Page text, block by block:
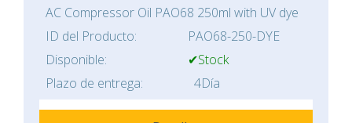
AC Compressor Oil PAO68 250ml with UV dye
ID del Producto:
PAO68-250-DYE
Disponible:
✔Stock
Plazo de entrega:
4Día